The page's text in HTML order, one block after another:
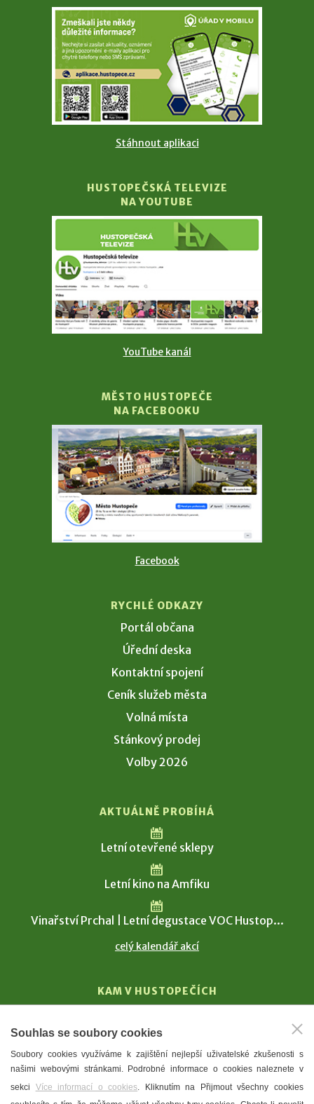
Stáhnout aplikaci
HUSTOPEČSKÁ TELEVIZE
NA YOUTUBE
YouTube kanál
MĚSTO HUSTOPEČE
NA FACEBOOKU
Facebook
RYCHLÉ ODKAZY
Portál občana
Úřední deska
Kontaktní spojení
Ceník služeb města
Volná místa
Stánkový prodej
Volby 2026
AKTUÁLNĚ PROBÍHÁ
Letní otevřené sklepy
Letní kino na Amfiku
Vinařství Prchal | Letní degustace VOC Hustop...
celý kalendář akcí
KAM V HUSTOPEČÍCH
T. G. Masaryk
Mandloně
Ubytování
Souhlas se soubory cookies
Soubory cookies využíváme k zajištění nejlepší uživatelské zkušenosti s
našimi webovými stránkami. Podrobné informace o cookies naleznete v
sekci Více informací o cookies. Kliknutím na Přijmout všechny cookies